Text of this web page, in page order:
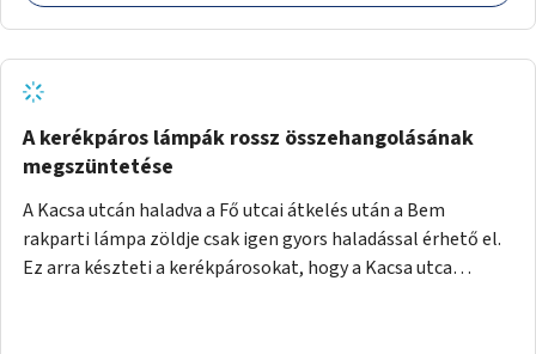
A kerékpáros lámpák rossz összehangolásának
megszüntetése
A Kacsa utcán haladva a Fő utcai átkelés után a Bem
rakparti lámpa zöldje csak igen gyors haladással érhető el.
Ez arra készteti a kerékpárosokat, hogy a Kacsa utca